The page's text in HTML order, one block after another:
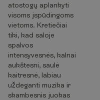
atostogų aplankyti
visoms įspūdingoms
vietoms. Kretiečiai
tiki, kad saloje
spalvos
intensyvesnės, kalnai
aukštesni, saulė
kaitresnė, labiau
uždeganti muzika ir
skambesnis juokas